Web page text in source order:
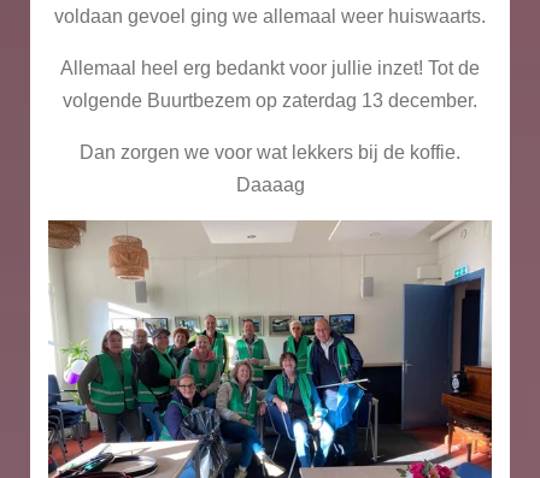
voldaan gevoel ging we allemaal weer huiswaarts.
Allemaal heel erg bedankt voor jullie inzet! Tot de
volgende Buurtbezem op zaterdag 13 december.
Dan zorgen we voor wat lekkers bij de koffie.
Daaaag